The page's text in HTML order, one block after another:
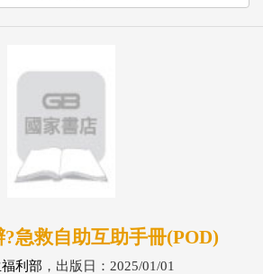
急救自助互助手冊(POD)
利部 ，出版日：2025/01/01